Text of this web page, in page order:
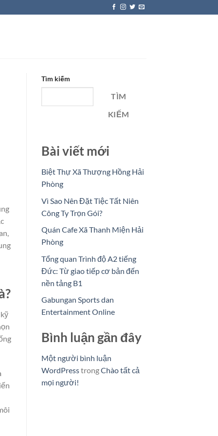
Tìm kiếm
TÌM
KIẾM
Bài viết mới
Biệt Thự Xã Thượng Hồng Hải
Phòng
Vì Sao Nên Đặt Tiệc Tất Niên
Công Ty Trọn Gói?
Quán Cafe Xã Thanh Miện Hải
Phòng
Tổng quan Trình độ A2 tiếng
Đức: Từ giao tiếp cơ bản đến
nền tảng B1
Gabungan Sports dan
Entertainment Online
Bình luận gần đây
Một người bình luận
WordPresstrongChào tất cả
mọi người!